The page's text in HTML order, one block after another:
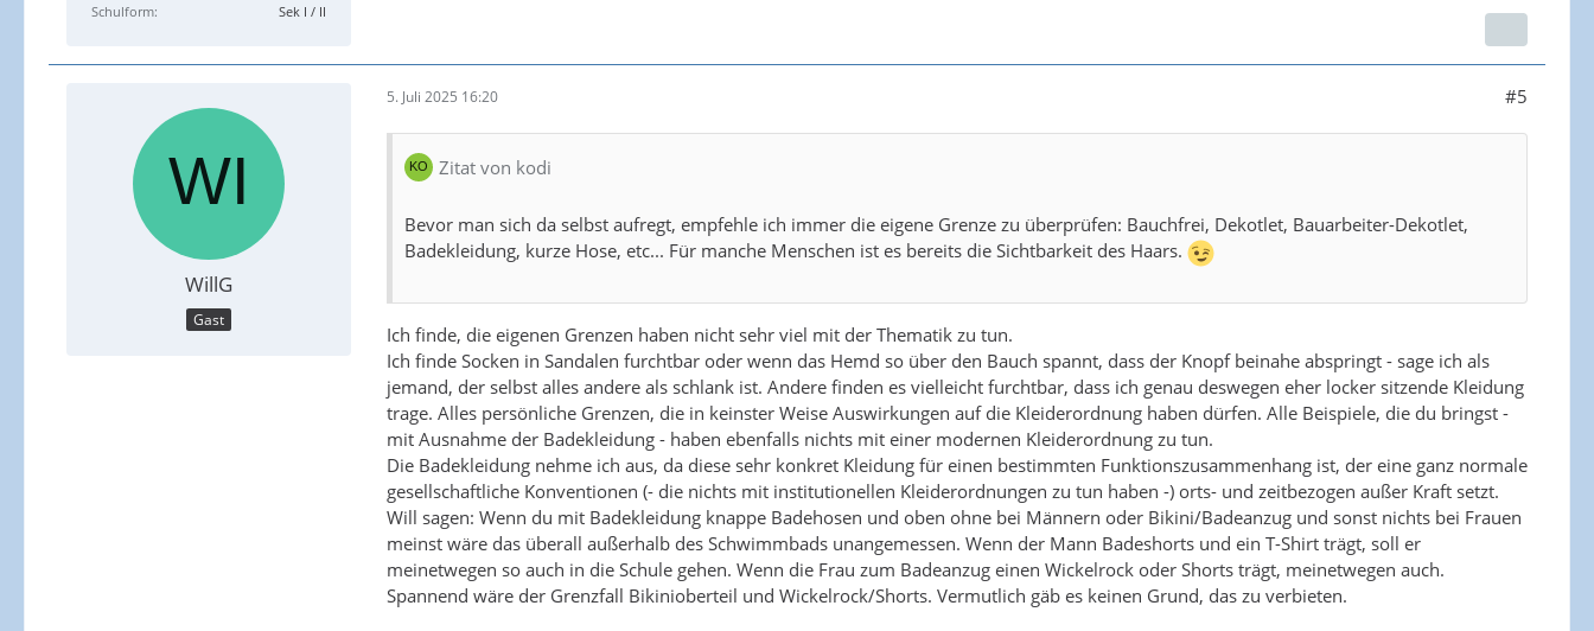
Schulform
Sek I / II
WillG
Gast
5. Juli 2025 16:20 #5
Zitat von kodi
Bevor man sich da selbst aufregt, empfehle ich immer die eigene Grenze zu überprüfen: Bauchfrei, Dekotlet, Bauarbeiter-Dekotlet,
Badekleidung, kurze Hose, etc... Für manche Menschen ist es bereits die Sichtbarkeit des Haars.
Ich finde, die eigenen Grenzen haben nicht sehr viel mit der Thematik zu tun.
Ich finde Socken in Sandalen furchtbar oder wenn das Hemd so über den Bauch spannt, dass der Knopf beinahe abspringt - sage ich als
jemand, der selbst alles andere als schlank ist. Andere finden es vielleicht furchtbar, dass ich genau deswegen eher locker sitzende Kleidung
trage. Alles persönliche Grenzen, die in keinster Weise Auswirkungen auf die Kleiderordnung haben dürfen. Alle Beispiele, die du bringst -
mit Ausnahme der Badekleidung - haben ebenfalls nichts mit einer modernen Kleiderordnung zu tun.
Die Badekleidung nehme ich aus, da diese sehr konkret Kleidung für einen bestimmten Funktionszusammenhang ist, der eine ganz normale
gesellschaftliche Konventionen (- die nichts mit institutionellen Kleiderordnungen zu tun haben -) orts- und zeitbezogen außer Kraft setzt.
Will sagen: Wenn du mit Badekleidung knappe Badehosen und oben ohne bei Männern oder Bikini/Badeanzug und sonst nichts bei Frauen
meinst wäre das überall außerhalb des Schwimmbads unangemessen. Wenn der Mann Badeshorts und ein T-Shirt trägt, soll er
meinetwegen so auch in die Schule gehen. Wenn die Frau zum Badeanzug einen Wickelrock oder Shorts trägt, meinetwegen auch.
Spannend wäre der Grenzfall Bikinioberteil und Wickelrock/Shorts. Vermutlich gäb es keinen Grund, das zu verbieten.